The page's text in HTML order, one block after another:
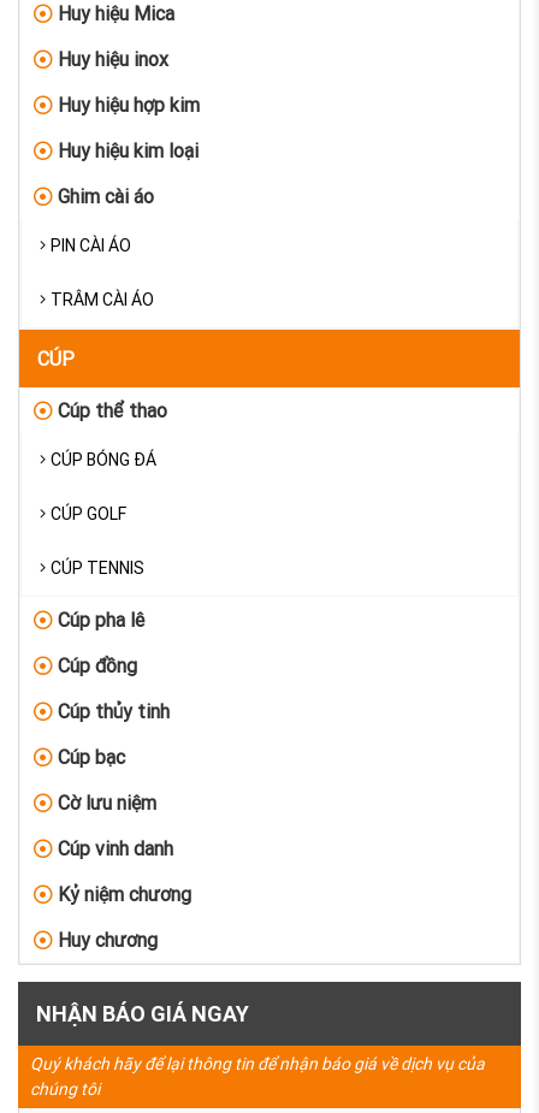
Huy hiệu Mica
Huy hiệu inox
Huy hiệu hợp kim
Huy hiệu kim loại
Ghim cài áo
PIN CÀI ÁO
TRÂM CÀI ÁO
CÚP
Cúp thể thao
CÚP BÓNG ĐÁ
CÚP GOLF
CÚP TENNIS
Cúp pha lê
Cúp đồng
Cúp thủy tinh
Cúp bạc
Cờ lưu niệm
Cúp vinh danh
Kỷ niệm chương
Huy chương
NHẬN BÁO GIÁ NGAY
Quý khách hãy để lại thông tin để nhận báo giá về dịch vụ của
chúng tôi